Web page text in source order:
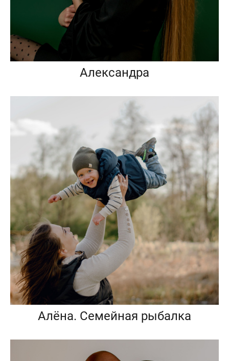
Александра
Алёна. Семейная рыбалка